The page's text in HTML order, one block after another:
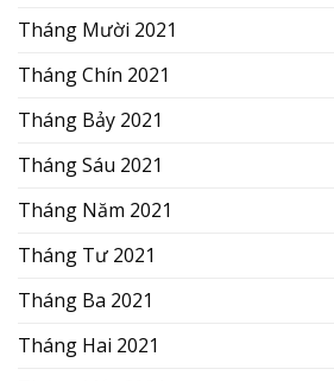
Tháng Mười 2021
Tháng Chín 2021
Tháng Bảy 2021
Tháng Sáu 2021
Tháng Năm 2021
Tháng Tư 2021
Tháng Ba 2021
Tháng Hai 2021